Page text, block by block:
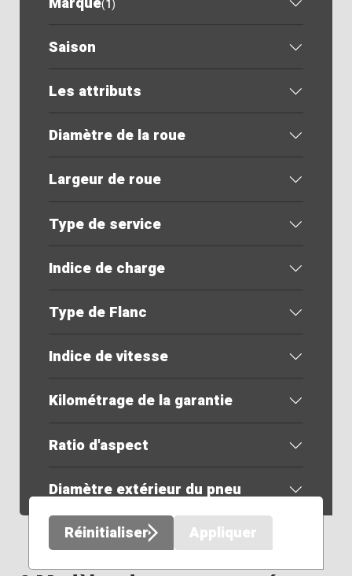
(1)
Saison
Les attributs
Diamètre de la roue
Largeur de roue
Type de service
Indice de charge
Type de Flanc
Indice de vitesse
Kilométrage de la garantie
Ratio d'aspect
Diamètre extérieur du pneu
Réinitialiser
Appliquer